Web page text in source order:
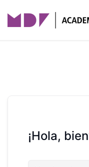
Skip to main
¡Hola,